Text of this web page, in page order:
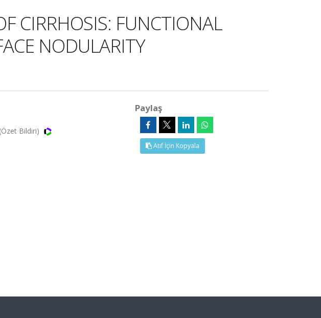
CIRRHOSIS: FUNCTIONAL
NODULARITY
Bildiri)
Paylaş
Atıf İçin Kopyala